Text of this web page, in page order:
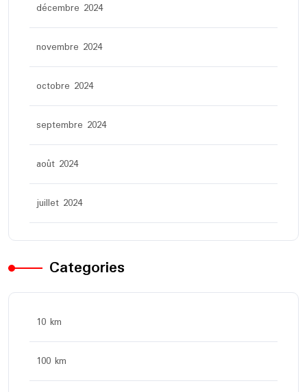
décembre 2024
novembre 2024
octobre 2024
septembre 2024
août 2024
juillet 2024
Categories
10 km
100 km